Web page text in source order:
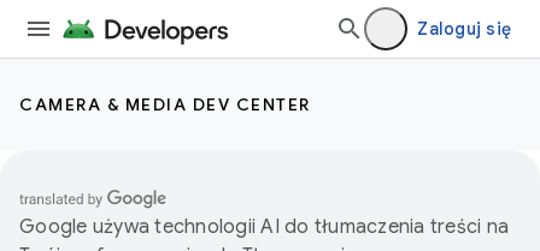
Zaloguj się
CAMERA & MEDIA DEV CENTER
Google używa technologii AI do tłumaczenia treści na